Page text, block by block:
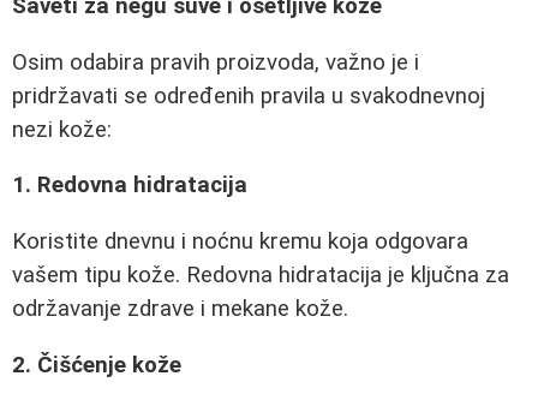
Saveti za negu suve i osetljive kože
Osim odabira pravih proizvoda, važno je i
pridržavati se određenih pravila u svakodnevnoj
nezi kože:
1. Redovna hidratacija
Koristite dnevnu i noćnu kremu koja odgovara
vašem tipu kože. Redovna hidratacija je ključna za
održavanje zdrave i mekane kože.
2. Čišćenje kože